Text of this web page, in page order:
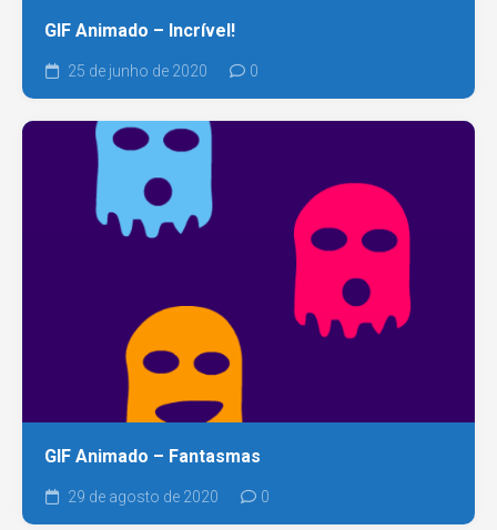
GIF Animado – Incrível!
25 de junho de 2020 0
GIF Animado – Fantasmas
29 de agosto de 2020 0